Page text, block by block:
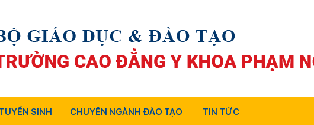
SINH CHUYÊN NGÀNH ĐÀO TẠO TIN TỨC